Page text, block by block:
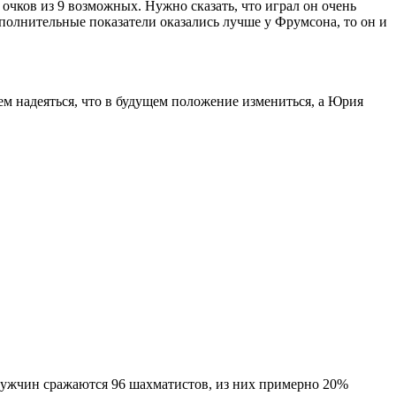
из 9 возможных. Нужно сказать, что играл он очень
показатели оказались лучше у Фрумсона, то он и
надеяться, что в будущем положение измениться, а Юрия
сражаются 96 шахматистов, из них примерно 20%